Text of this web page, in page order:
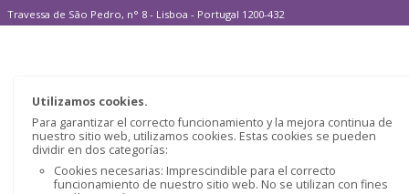
Utilizamos cookies.
Para garantizar el correcto funcionamiento y la mejora continua de
nuestro sitio web, utilizamos cookies. Estas cookies se pueden
dividir en dos categorías:
Cookies necesarias: Imprescindible para el correcto
funcionamiento de nuestro sitio web. No se utilizan con fines
Travessa de São Pedro, n° 8 - Lisboa - Portugal 1200-432